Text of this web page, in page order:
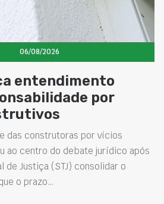
06/08/2026
entendimento
por
das construtoras por vícios
ao centro do debate jurídico após
de Justiça (STJ) consolidar o
o prazo…